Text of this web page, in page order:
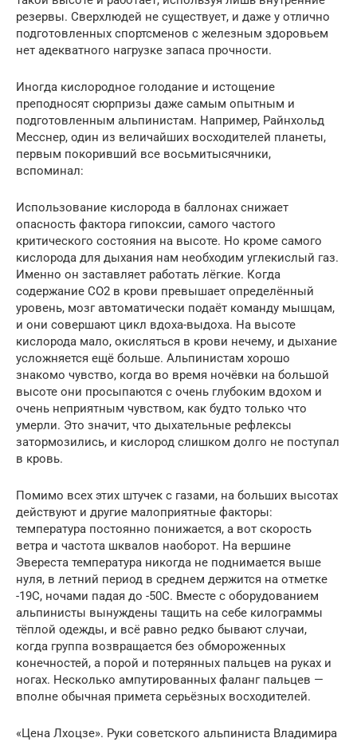
резервы. Сверхлюдей не существует, и даже у отлично
подготовленных спортсменов с железным здоровьем
нет адекватного нагрузке запаса прочности.
Иногда кислородное голодание и истощение
преподносят сюрпризы даже самым опытным и
подготовленным альпинистам. Например, Райнхольд
Месснер, один из величайших восходителей планеты,
первым покоривший все восьмитысячники,
вспоминал:
Использование кислорода в баллонах снижает
опасность фактора гипоксии, самого частого
критического состояния на высоте. Но кроме самого
кислорода для дыхания нам необходим углекислый газ.
Именно он заставляет работать лёгкие. Когда
содержание CO2 в крови превышает определённый
уровень, мозг автоматически подаёт команду мышцам,
и они совершают цикл вдоха-выдоха. На высоте
кислорода мало, окисляться в крови нечему, и дыхание
усложняется ещё больше. Альпинистам хорошо
знакомо чувство, когда во время ночёвки на большой
высоте они просыпаются с очень глубоким вдохом и
очень неприятным чувством, как будто только что
умерли. Это значит, что дыхательные рефлексы
затормозились, и кислород слишком долго не поступал
в кровь.
Помимо всех этих штучек с газами, на больших высотах
действуют и другие малоприятные факторы:
температура постоянно понижается, а вот скорость
ветра и частота шквалов наоборот. На вершине
Эвереста температура никогда не поднимается выше
нуля, в летний период в среднем держится на отметке
-19С, ночами падая до -50С. Вместе с оборудованием
альпинисты вынуждены тащить на себе килограммы
тёплой одежды, и всё равно редко бывают случаи,
когда группа возвращается без обмороженных
конечностей, а порой и потерянных пальцев на руках и
ногах. Несколько ампутированных фаланг пальцев —
вполне обычная примета серьёзных восходителей.
«Цена Лхоцзе». Руки советского альпиниста Владимира